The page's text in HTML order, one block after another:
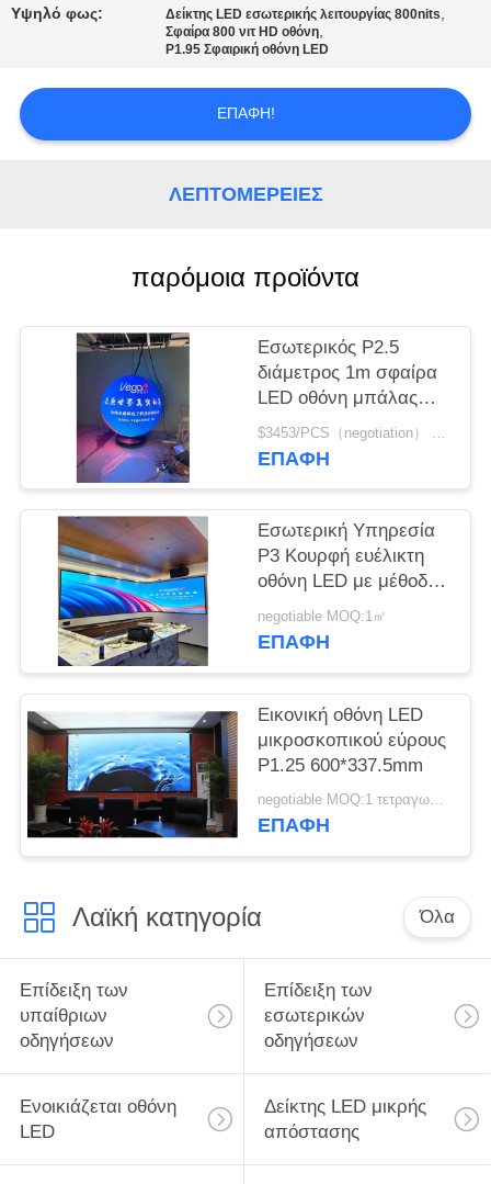
ΕΙΔΉΣΕΙΣ
ΖΗΤΉΣΤΕ
ΜΙΑ
POLICY
Υψηλό φως: Δείκτης LED εσωτερικής λειτουργίας 800nits,
Σφαίρα 800 νιτ HD οθόνη,
P1.95 Σφαιρική οθόνη LED
ΕΠΑΦΉ!
ΛΕΠΤΟΜΈΡΕΙΕΣ
παρόμοια προϊόντα
Εσωτερικός P2.5
διάμετρος 1m σφαίρα
LED οθόνη μπάλας
αίθουσα
συνεδριάσεων έκθεση
$3453/PCS（negotiation） MOQ:1pcs
ΕΠΑΦΉ
Εσωτερική Υπηρεσία
P3 Κουρφή ευέλικτη
οθόνη LED με μέθοδο
σάρωσης 1/20 S
Προσαρμόσιμη
negotiable MOQ:1㎡
ΕΠΑΦΉ
Εικονική οθόνη LED
μικροσκοπικού εύρους
P1.25 600*337.5mm
negotiable MOQ:1 τετραγωνικό μέτρο
ΕΠΑΦΉ
Λαϊκή κατηγορία Όλα
Επίδειξη των
υπαίθριων
οδηγήσεων
Επίδειξη των
εσωτερικών
οδηγήσεων
Ενοικιάζεται οθόνη
LED
Δείκτης LED μικρής
απόστασης